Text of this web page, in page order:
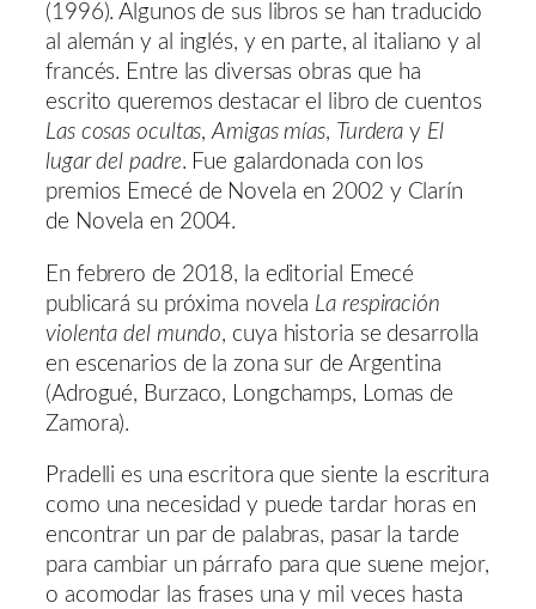
(1996). Algunos de sus libros se han traducido
al alemán y al inglés, y en parte, al italiano y al
francés. Entre las diversas obras que ha
escrito queremos destacar el libro de cuentos
Las cosas ocultas,Amigas mías, Turdera y El
lugar del padre. Fue galardonada con los
premios Emecé de Novela en 2002 y Clarín
de Novela en 2004.
En febrero de 2018, la editorial Emecé
publicará su próxima novela La respiración
violenta del mundo, cuya historia se desarrolla
en escenarios de la zona sur de Argentina
(Adrogué, Burzaco, Longchamps, Lomas de
Zamora).
Pradelli es una escritora que siente la escritura
como una necesidad y puede tardar horas en
encontrar un par de palabras, pasar la tarde
para cambiar un párrafo para que suene mejor,
o acomodar las frases una y mil veces hasta